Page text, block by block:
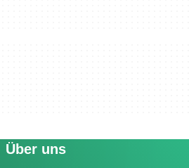
Über uns